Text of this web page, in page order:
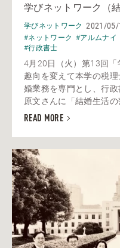
学びネットワーク（
学びネットワーク 2021/05/
#ネットワーク #アルムナイ
#行政書士
4月20日（火）第13回「
趣向を変えて本学の税
婚業務を専門とし、行
原文さんに「結婚生活の
READ MORE